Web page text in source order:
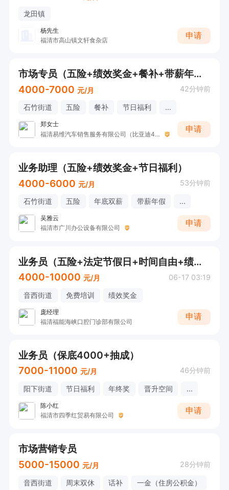
龙田镇
杨先生
福清市高山镇文轩食杂店
申请
市场专员（五险+绩效奖金+餐补+带薪年假+各种节日福利+晋升空间）
4000-7000 元/月 42分钟前
石竹街道 五险 餐补 节日福利 ...
郑女士
福清易维汽车销售服务有限公司（比亚迪4S店）
申请
业务助理（五险+绩效奖金+节日福利）
4000-6000 元/月 53分钟前
石竹街道 五险 年底双薪 带薪年假 ...
吴雅云
福清市广川办公设备有限公司
申请
业务员（五险+法定节假日+时间自由+绩效奖+工龄奖+公司团建）
4000-10000 元/月 06-17 03:19
音西街道 免费培训 绩效奖金
庞经理
福清福能海峡口腔门诊部有限公司
申请
业务员（保底4000+抽成）
7000-11000 元/月 46分钟前
阳下街道 节日福利 年终奖 晋升空间 ...
陈小红
福清市四季红贸易有限公司
申请
市场营销专员
5000-15000 元/月 28分钟前
音西街道 周末双休 话补
一金（住房公积金）